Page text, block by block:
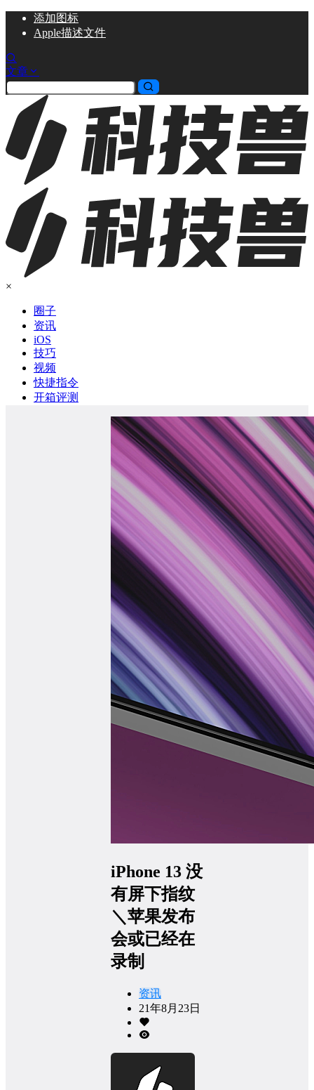
添加图标
Apple描述文件
文章
×
圈子
资讯
iOS
技巧
视频
快捷指令
开箱评测
iPhone 13 没
有屏下指纹
＼苹果发布
会或已经在
录制
资讯
21年8月23日